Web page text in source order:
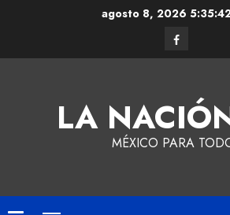
agosto 8, 2026
LA
MÉXICO PARA